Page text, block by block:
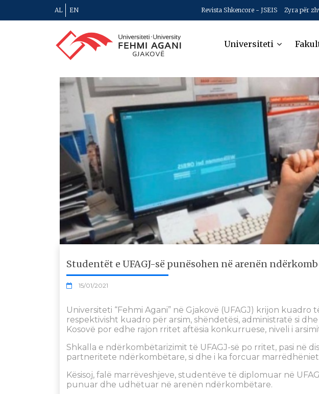
AL EN Revista Shkencore - JSEIS Zyra për
Universiteti
Studentët e UFAGJ-së punësohen në arenën
15/01/2021
Universiteti “Fehmi Agani” në Gjakovë (UFAGJ) krijon
respektivisht kuadro për arsim, shëndetësi, administratë si
Kosovë por edhe rajon rritet aftësia konkurruese, niveli i
Shkalla e ndërkombëtarizimit të UFAGJ-së po rritet, pasi në
partneritete ndërkombëtare, si dhe i ka forcuar
Kësisoj, falë marrëveshjeve, studentëve të diplomuar në
punuar dhe udhëtuar në arenën ndërkombëtare.